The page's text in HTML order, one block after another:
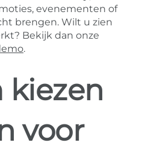
evenementen of
brengen. Wilt u zien
Bekijk dan onze
.
kiezen
voor